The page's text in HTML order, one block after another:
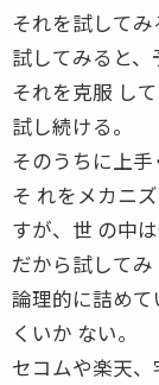
それを試してみ
試してみると、
それを克服 し
試し続ける。
そのうちに上手
そ れをメカニ
すが、世 の中は
だから試してみ
論理的に詰め
くいか ない。
セコムや楽天